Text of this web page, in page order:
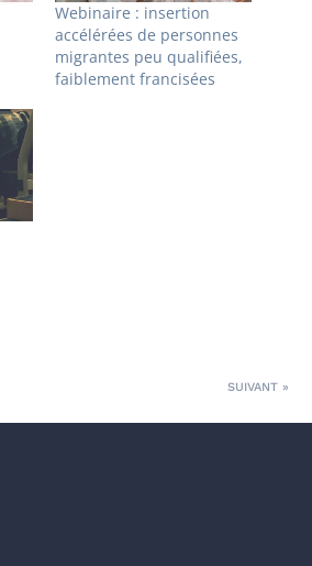
Webinaire : insertion
accélérées de personnes
migrantes peu qualifiées,
faiblement francisées
SUIVANT »